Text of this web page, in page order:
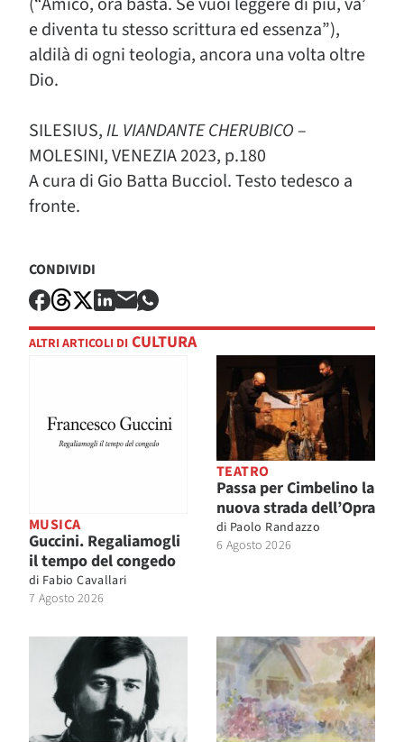
e diventa tu stesso scrittura ed essenza”),
aldilà di ogni teologia, ancora una volta oltre
Dio.
SILESIUS,IL VIANDANTE CHERUBICO –
MOLESINI, VENEZIA 2023, p.180
A cura di Gio Batta Bucciol. Testo tedesco a
fronte.
CONDIVIDI
ALTRI ARTICOLI DI CULTURA
MUSICA
Guccini. Regaliamogli
il tempo del congedo
di Fabio Cavallari
7 Agosto 2026
TEATRO
Passa per Cimbelino la
nuova strada dell’Opra
di Paolo Randazzo
6 Agosto 2026